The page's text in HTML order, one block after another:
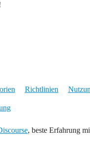
Richtlinien
, beste Erfahrung